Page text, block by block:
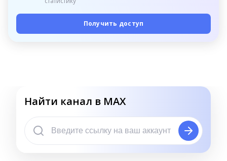
Получить доступ
Найти канал в MAX